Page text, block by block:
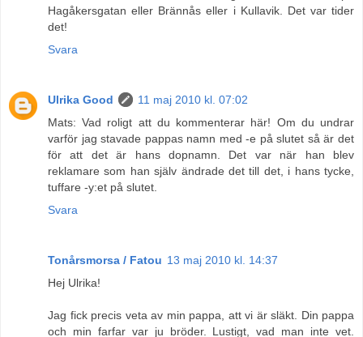
Hagåkersgatan eller Brännås eller i Kullavik. Det var tider
det!
Svara
Ulrika Good
11 maj 2010 kl. 07:02
Mats: Vad roligt att du kommenterar här! Om du undrar
varför jag stavade pappas namn med -e på slutet så är det
för att det är hans dopnamn. Det var när han blev
reklamare som han själv ändrade det till det, i hans tycke,
tuffare -y:et på slutet.
Svara
Tonårsmorsa / Fatou 13 maj 2010 kl. 14:37
Hej Ulrika!
Jag fick precis veta av min pappa, att vi är släkt. Din pappa
och min farfar var ju bröder. Lustigt, vad man inte vet.